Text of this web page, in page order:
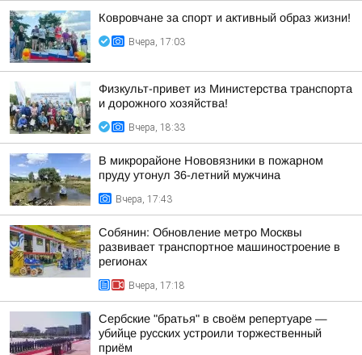
Ковровчане за спорт и активный образ жизни!
Вчера, 17:03
Физкульт-привет из Министерства транспорта
и дорожного хозяйства!
Вчера, 18:33
В микрорайоне Нововязники в пожарном
пруду утонул 36-летний мужчина
Вчера, 17:43
Собянин: Обновление метро Москвы
развивает транспортное машиностроение в
регионах
Вчера, 17:18
Сербские "братья" в своём репертуаре —
убийце русских устроили торжественный
приём